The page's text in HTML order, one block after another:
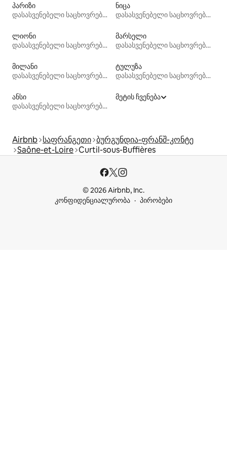
პარიზი
დასასვენებელი საცხოვრებლები
ნიცა
დასასვენებელი საცხოვრებლები
ლიონი
დასასვენებელი საცხოვრებლები
მარსელი
დასასვენებელი საცხოვრებლები
მილანი
დასასვენებელი საცხოვრებლები
ტულუზა
დასასვენებელი საცხოვრებლები
ანსი
დასასვენებელი საცხოვრებლები
მეტის ჩვენება
Airbnb საფრანგეთი ბურგუნდია-ფრანშ-კონტე
Saône-et-Loire Curtil-sous-Buffières
© 2026 Airbnb, Inc.
კონფიდენციალურობა
პირობები